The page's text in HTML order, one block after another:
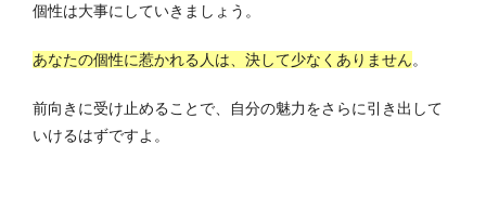
個性は大事にしていきましょう。
あなたの個性に惹かれる人は、決して少なくありません。
前向きに受け止めることで、自分の魅力をさらに引き出して
いけるはずですよ。